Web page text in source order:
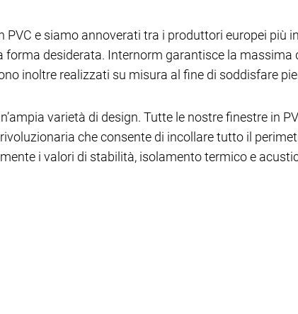
PVC e siamo annoverati tra i produttori europei più
desiderata. Internorm garantisce la
inoltre realizzati su misura al fine di soddisfare
varietà di design. Tutte le nostre finestre in
che consente di incollare tutto il
i valori di stabilità, isolamento termico e